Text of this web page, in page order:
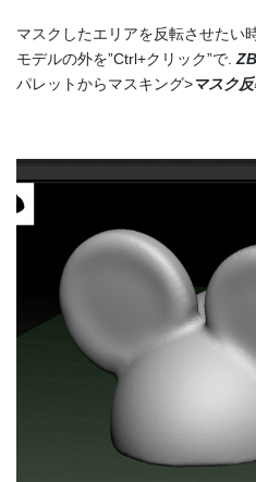
マスクしたエリアを反転させたい
モデルの外を”Ctrl+クリック”で.
パレットからマスキング>マスク